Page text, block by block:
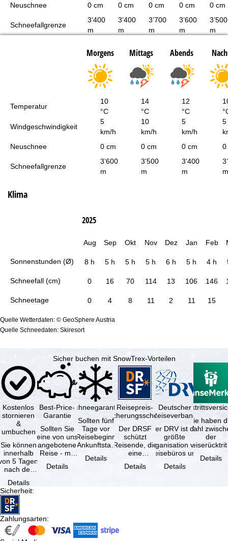
Neuschnee 0 cm 0 cm 0 cm 0 cm 0 cm
Schneefallgrenze
3’400
m
3’400
m
3’700
m
3’600
m
3’500
m
Morgens Mittags Abends
Temperatur
10
°C
14
°C
12
°C
Windgeschwindigkeit
5
km/h
10
km/h
5
km/h
5
Neuschnee
0 cm 0 cm 0 cm 0
Schneefallgrenze
3’600
m
3’500
m
3’400
m
m
Klima
Sonnenstunden (Ø)
Schneefall (cm)
Schneetage
2025
Aug Sep Okt Nov Dez Jan Feb
8 h 5 h 5 h 5 h 6 h 5 h 4 h
0 16 70 114 13 106 146
0 4 8 11 2 11 15
Quelle Wetterdaten: © GeoSphere Austria
Quelle Schneedaten: Skiresort
Sicher buchen mit SnowTrex-Vorteilen
Kostenlos
stornieren
&
umbuchen
Sie können
innerhalb
5 Tagen
nach der
kostenfrei
…
Details
Best-Price-
Garantie
Sollten Sie
eine von uns
angebotene
Reise - mit
Leistung und
Details
Schneegarantie
Sollten fünf
Tage vor
Reisebeginn
(Ankunftstag)
Schneemangel
Details
Reisepreis-
Sicherungsschein
Der DRSF
schützt
Reisende, die
eine
oder
Details
Deutscher
Reiseverband
Der DRV ist die
größte
Organisation von
Reisebüros und
Reiseveranstaltern
in …
Details
Sie haben
Wahl
der
(inklusive
Details
Sicherheit:
Zahlungsarten: